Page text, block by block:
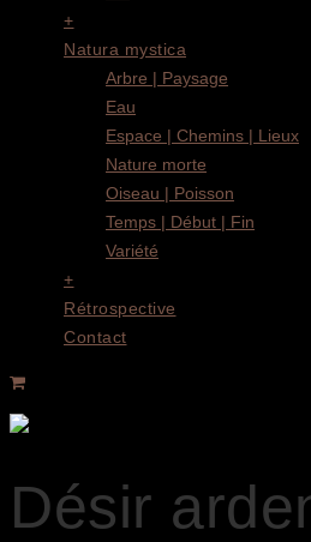
+
Natura mystica
Arbre | Paysage
Eau
Espace | Chemins | Lieux
Nature morte
Oiseau | Poisson
Temps | Début | Fin
Variété
+
Rétrospective
Contact
Désir